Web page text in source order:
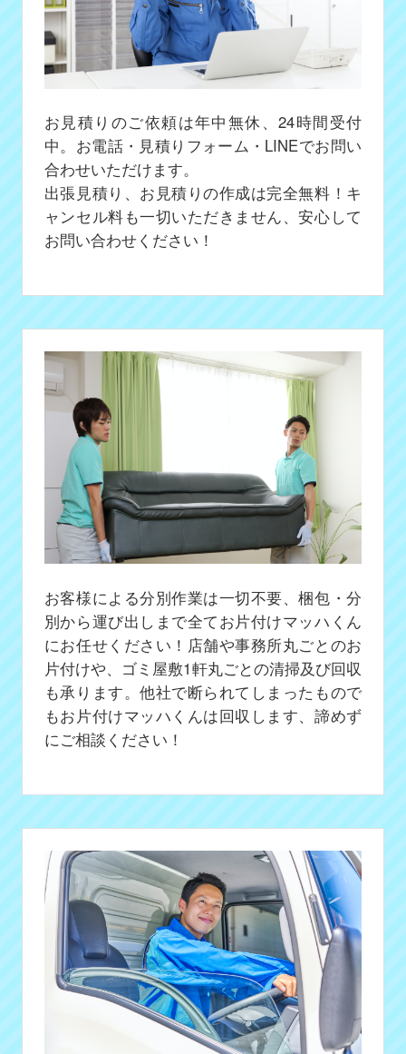
お見積りのご依頼は年中無休、24時間受付
中。お電話・見積りフォーム・LINEでお問い
合わせいただけます。
出張見積り、お見積りの作成は完全無料！キ
ャンセル料も一切いただきません、安心して
お問い合わせください！
お客様による分別作業は一切不要、梱包・分
別から運び出しまで全てお片付けマッハくん
にお任せください！店舗や事務所丸ごとのお
片付けや、ゴミ屋敷1軒丸ごとの清掃及び回収
も承ります。他社で断られてしまったもので
もお片付けマッハくんは回収します、諦めず
にご相談ください！